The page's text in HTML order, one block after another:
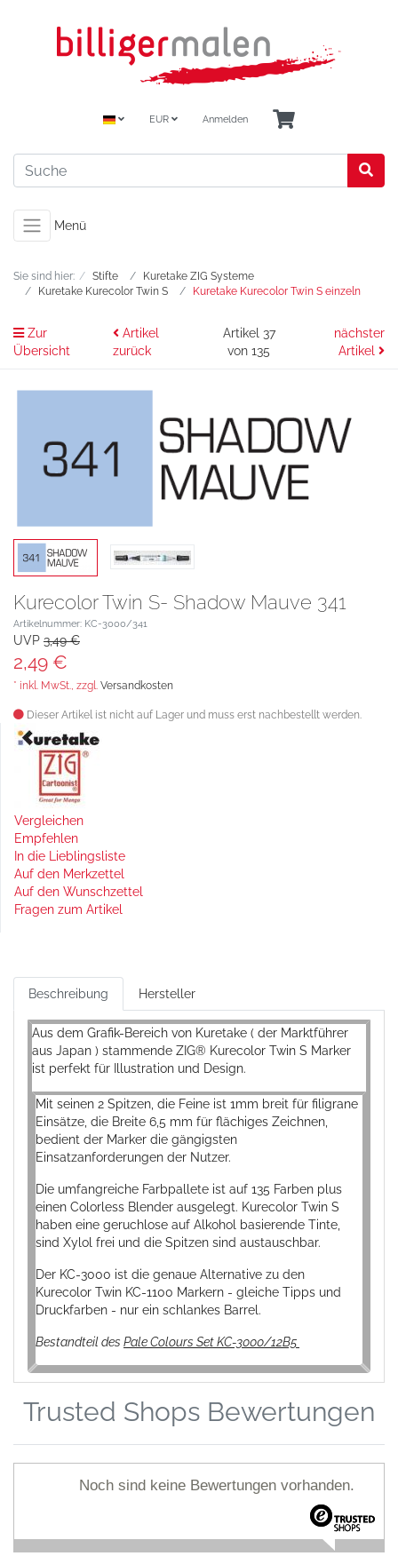
EUR Anmelden
Menü
Sie sind hier: Stifte
Kuretake ZIG Systeme
Kuretake Kurecolor Twin S
Kuretake Kurecolor Twin S einzeln
Zur
Übersicht
Artikel
zurück
Artikel 37
von 135
nächster
Artikel
Kurecolor Twin S- Shadow Mauve 341
Artikelnummer: KC-3000/341
UVP 3,49 €
2,49 €
* inkl. MwSt., zzgl. Versandkosten
Dieser Artikel ist nicht auf Lager und muss erst nachbestellt werden.
Vergleichen
Empfehlen
In die Lieblingsliste
Auf den Merkzettel
Auf den Wunschzettel
Fragen zum Artikel
Beschreibung Hersteller
Aus dem Grafik-Bereich von Kuretake ( der Marktführer
aus Japan ) stammende ZIG® Kurecolor Twin S Marker
ist perfekt für Illustration und Design.
Mit seinen 2 Spitzen, die Feine ist 1mm breit für filigrane
Einsätze, die Breite 6,5 mm für flächiges Zeichnen,
bedient der Marker die gängigsten
Einsatzanforderungen der Nutzer.
Die umfangreiche Farbpallete ist auf 135 Farben plus
einen Colorless Blender ausgelegt. Kurecolor Twin S
haben eine geruchlose auf Alkohol basierende Tinte,
sind Xylol frei und die Spitzen sind austauschbar.
Der KC-3000 ist die genaue Alternative zu den
Kurecolor Twin KC-1100 Markern - gleiche Tipps und
Druckfarben - nur ein schlankes Barrel.
Bestandteil des Pale Colours Set KC-3000/12B5
Trusted Shops Bewertungen
Noch sind keine Bewertungen vorhanden.